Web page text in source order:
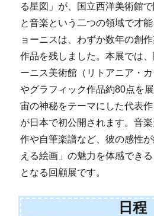
る星図」が、国立西洋美術館
と音楽という二つの領域で才
ョーニスは、わずか数年の創
作品を残しました。本展では
ーニス美術館（リトアニア・
やグラフィック作品約80点を
宙の神秘をテーマにした代表作
が日本で初公開されます。音
作や自筆楽譜など、彼の感性
える絵画」の魅力を体感でき
となる回顧展です。
日程